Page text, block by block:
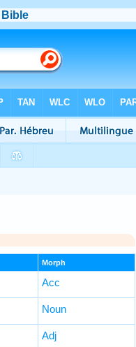
Morph
Acc
Noun
Adj